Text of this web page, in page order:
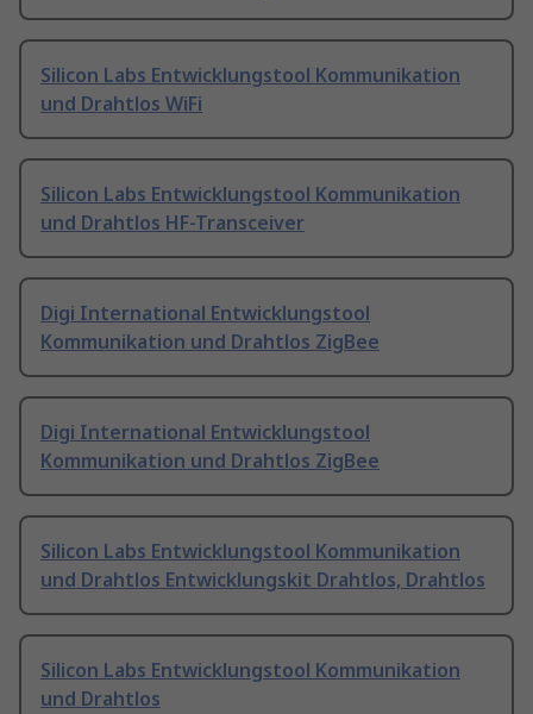
Silicon Labs Entwicklungstool Kommunikation
und Drahtlos WiFi
Silicon Labs Entwicklungstool Kommunikation
und Drahtlos HF-Transceiver
Digi International Entwicklungstool
Kommunikation und Drahtlos ZigBee
Digi International Entwicklungstool
Kommunikation und Drahtlos ZigBee
Silicon Labs Entwicklungstool Kommunikation
und Drahtlos Entwicklungskit Drahtlos, Drahtlos
Silicon Labs Entwicklungstool Kommunikation
und Drahtlos